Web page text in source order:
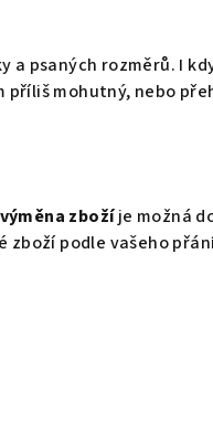
psaných rozměrů. I
mohutný, nebo
výměna zbožíje možná
zboží podle vašeho